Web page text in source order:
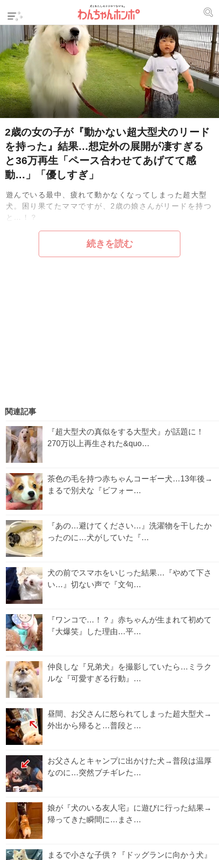
2歳の女の子が『動かない超大型犬のリード
を持った』結果…想定外の展開が凄すぎる
と36万再生「ペース合わせてあげてて感
動…」「優しすぎ」
遊んでいる最中、疲れて動かなくなってしまった超大型
犬。困り果てたママですが、2歳の娘さんがリードを持つ
と…！？
続きを読む
関連記事
『超大型犬の真似をする大型犬』が話題に！
270万以上再生された&quo…
茶色の毛を持つ赤ちゃんコーギー犬…13年後→
まるで別犬な『ビフォー…
『あの…避けてください…』洗濯物を干したか
ったのに…犬がしていた『…
犬の前でスマホをいじった結果…『やめて下さ
い…』切ない声で『文句…
『ワンコで…！？』赤ちゃんが生まれて初めて
『大爆笑』した理由…平…
仲良しな『兄弟犬』を撮影していたら…ミラク
ルな『可愛すぎる行動』…
昼間、お父さんに怒られてしまった超大型犬→
外出から帰ると…普段と…
お父さんとキャンプに出かけた犬→普段は温厚
なのに…突然ブチギレた…
娘が『犬のいる友人宅』に遊びに行った結果→
帰ってきた瞬間に…まさ…
まるで小さな子供？『ドッグランに向かう犬』